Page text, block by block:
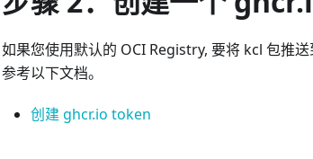
如果您使用默认的 OCI Registry, 要将 kcl 包推
参考以下文档。
创建 ghcr.io token